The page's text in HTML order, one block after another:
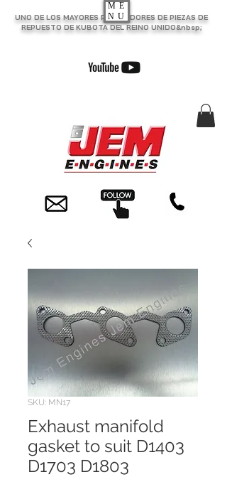
UNO DE LOS MAYORES PROVEEDORES DE PIEZAS DE
REPUESTO DE KUBOTA DEL REINO UNIDO&nbsp;
ME
NU
SKU: MN17
Exhaust manifold
gasket to suit D1403
D1703 D1803